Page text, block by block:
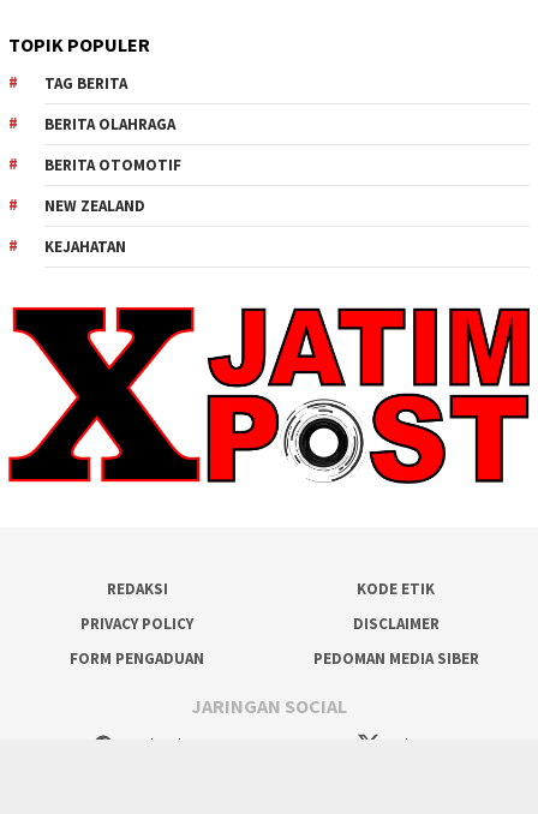
TOPIK POPULER
TAG BERITA
BERITA OLAHRAGA
BERITA OTOMOTIF
NEW ZEALAND
KEJAHATAN
REDAKSI
KODE ETIK
PRIVACY POLICY
DISCLAIMER
FORM PENGADUAN
PEDOMAN MEDIA SIBER
JARINGAN SOCIAL
Facebook
Twitter